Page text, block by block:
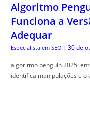
Algoritmo
Funciona a
Adequar
Especialista em SEO | 30 de
algoritmo penguin 2025:
identifica manipulações e